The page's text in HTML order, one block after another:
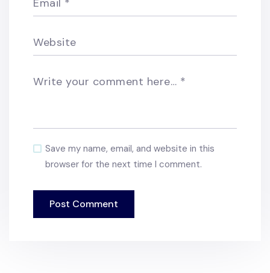
Email *
Website
Write your comment here… *
Save my name, email, and website in this
browser for the next time I comment.